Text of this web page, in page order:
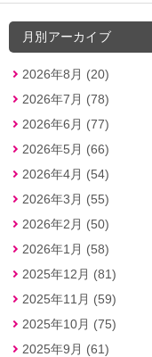
月別アーカイブ
2026年8月 (20)
2026年7月 (78)
2026年6月 (77)
2026年5月 (66)
2026年4月 (54)
2026年3月 (55)
2026年2月 (50)
2026年1月 (58)
2025年12月 (81)
2025年11月 (59)
2025年10月 (75)
2025年9月 (61)